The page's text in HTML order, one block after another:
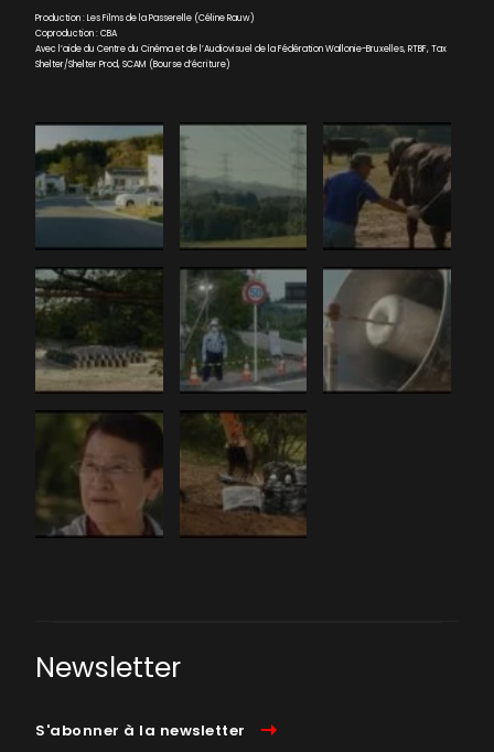
Production : Les Films de la Passerelle (Céline Rauw)
Coproduction : CBA
Avec l’aide du Centre du Cinéma et de l’Audiovisuel de la Fédération Wallonie-Bruxelles, RTBF, Tax
Shelter/Shelter Prod, SCAM (Bourse d’écriture)
Newsletter
S'abonner à la newsletter